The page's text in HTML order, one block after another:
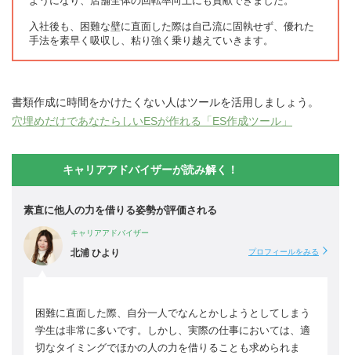
入社後も、困難な壁に直面した際は自己流に固執せず、優れた
手法を素早く吸収し、粘り強く乗り越えていきます。
書類作成に時間をかけたくない人はツールを活用しましょう。
穴埋めだけであなたらしいESが作れる「ES作成ツール」
キャリアアドバイザーが読み解く！
素直に他人の力を借りる姿勢が評価される
キャリアアドバイザー
北浦 ひより プロフィールをみる
困難に直面した際、自分一人でなんとかしようとしてしまう
学生は非常に多いです。しかし、実際の仕事においては、適
切なタイミングでほかの人の力を借りることも求められま